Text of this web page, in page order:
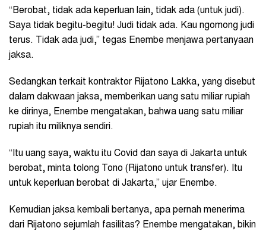
“Berobat, tidak ada keperluan lain, tidak ada (untuk judi).
Saya tidak begitu-begitu! Judi tidak ada. Kau ngomong judi
terus. Tidak ada judi,” tegas Enembe menjawa pertanyaan
jaksa.
Sedangkan terkait kontraktor Rijatono Lakka, yang disebut
dalam dakwaan jaksa, memberikan uang satu miliar rupiah
ke dirinya, Enembe mengatakan, bahwa uang satu miliar
rupiah itu miliknya sendiri.
“Itu uang saya, waktu itu Covid dan saya di Jakarta untuk
berobat, minta tolong Tono (Rijatono untuk transfer). Itu
untuk keperluan berobat di Jakarta,” ujar Enembe.
Kemudian jaksa kembali bertanya, apa pernah menerima
dari Rijatono sejumlah fasilitas? Enembe mengatakan, bikin